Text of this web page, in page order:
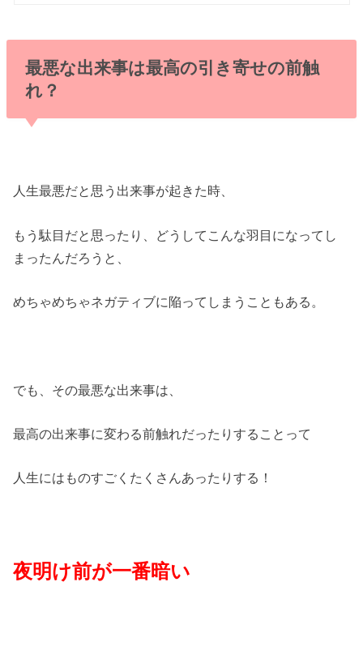
最悪な出来事は最高の引き寄せの前触
れ？
人生最悪だと思う出来事が起きた時、
もう駄目だと思ったり、どうしてこんな羽目になってし
まったんだろうと、
めちゃめちゃネガティブに陥ってしまうこともある。
でも、その最悪な出来事は、
最高の出来事に変わる前触れだったりすることって
人生にはものすごくたくさんあったりする！
夜明け前が一番暗い